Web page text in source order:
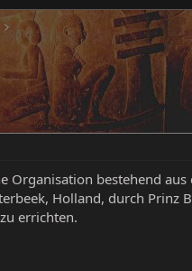
Organisation bestehend
Holland, durch
errichten.